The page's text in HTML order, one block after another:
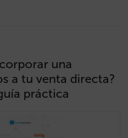
una
a tu venta directa?
práctica